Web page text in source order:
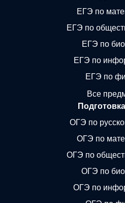
ЕГЭ по
ЕГЭ по
ЕГЭ по
ЕГЭ по
ЕГЭ по
Все
ОГЭ по
ОГЭ по
ОГЭ по
ОГЭ по
ОГЭ по